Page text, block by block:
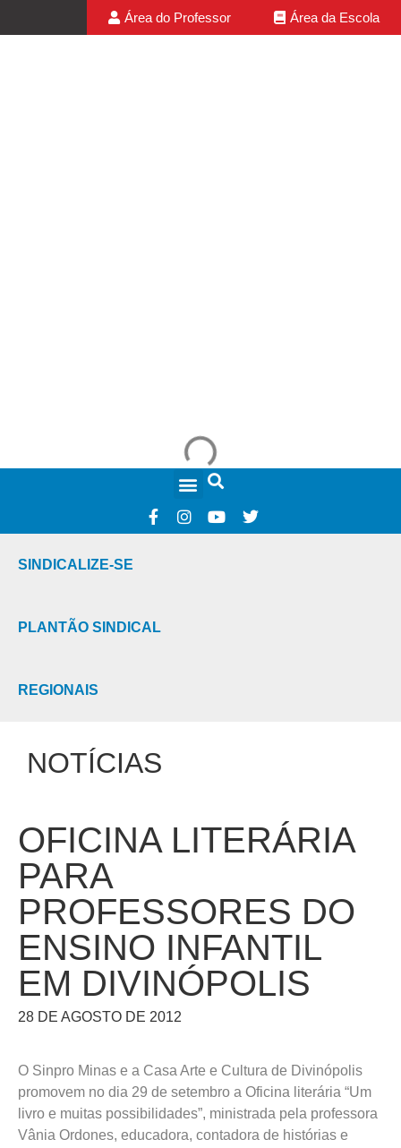
Área do Professor Área da Escola
SINDICALIZE-SE
PLANTÃO SINDICAL
REGIONAIS
NOTÍCIAS
OFICINA LITERÁRIA
PARA
PROFESSORES DO
ENSINO INFANTIL
EM DIVINÓPOLIS
28 DE AGOSTO DE 2012
O Sinpro Minas e a Casa Arte e Cultura de Divinópolis
promovem no dia 29 de setembro a Oficina literária “Um
livro e muitas possibilidades”, ministrada pela professora
Vânia Ordones, educadora, contadora de histórias e